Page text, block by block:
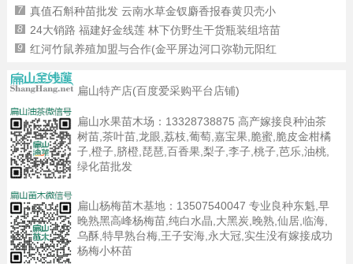
7 真值石斛种苗批发 云南水草金钗麝香报春黄贝壳小
8 24大销路 福建好金线莲 林下仿野生干货瓶装组培苗
9 红河竹鼠养殖加盟与合作(金平屏边河口弥勒元阳红
扁山特产店(百度爱采购平台店铺)
扁山水果苗木场： 13328738875 高产嫁接良种油茶
树苗,茶叶苗,龙眼,荔枝,葡萄,嘉宝果,脆蜜,脆皮金柑橘
子,橙子,脐橙,琵琶,百香果,梨子,李子,桃子,芭乐,油桃,
绿化苗批发
扁山杨梅苗木基地： 13507540047 专业良种东魁,早
晚熟黑高峰杨梅苗,纯白水晶,大黑炭,晚熟,仙居,临海,
乌酥,特早熟台梅,王子安海,永大冠,实生没有嫁接成功
杨梅小杯苗